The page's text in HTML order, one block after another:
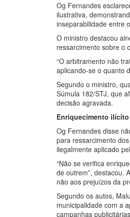
Og Fernandes
ilustrativa,
inseparabilidade entre
O ministro destacou
ressarcimento sobre o
“O arbitramento não
aplicando-se o quanto
Segundo o ministro,
Súmula 182/STJ, que
decisão agravada.
Enriquecimento ilícito
Og Fernandes disse
para ressarcimento
ilegalmente aplicado
“Não se verifica
de outrem”, destacou.
não aos prejuízos da
Segundo os autos,
municipalidade com a
campanhas